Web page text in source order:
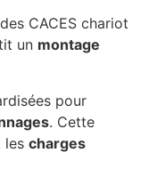
CACES chariot
un montage
pour
. Cette
les charges